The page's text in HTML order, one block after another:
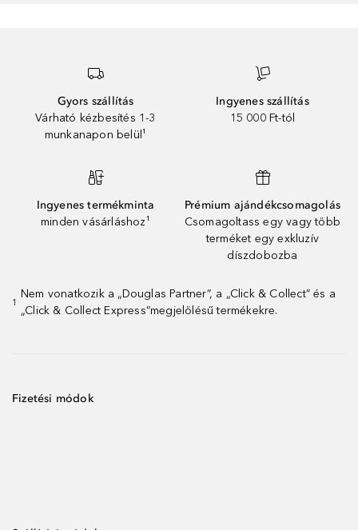
Gyors szállítás
Várható kézbesítés 1-3
munkanapon belül¹
Ingyenes szállítás
15 000 Ft-tól
Ingyenes termékminta
minden vásárláshoz¹
Prémium ajándékcsomagolás
Csomagoltass egy vagy több
terméket egy exkluzív
díszdobozba
1
Nem vonatkozik a „Douglas Partner”, a „Click & Collect” és a
„Click & Collect Express”megjelölésű termékekre.
Fizetési módok